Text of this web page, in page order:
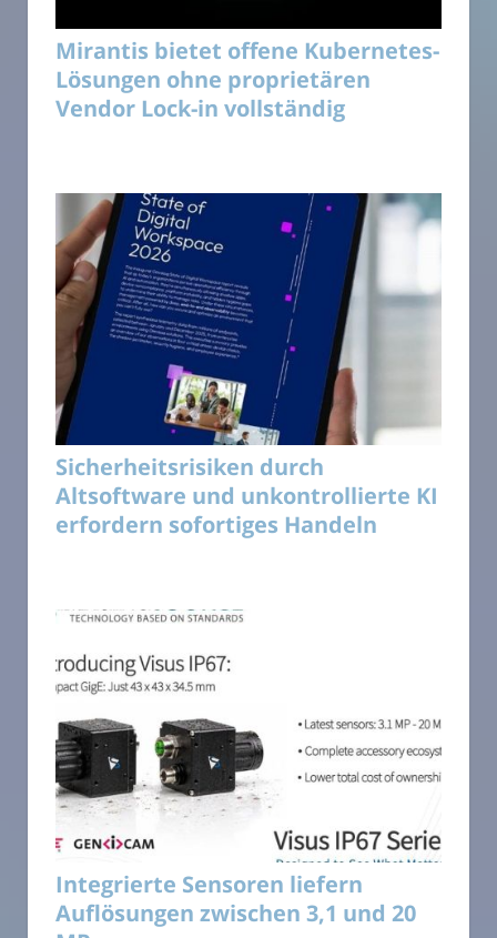
Mirantis bietet offene Kubernetes-
Lösungen ohne proprietären
Vendor Lock-in vollständig
Sicherheitsrisiken durch
Altsoftware und unkontrollierte KI
erfordern sofortiges Handeln
Integrierte Sensoren liefern
Auflösungen zwischen 3,1 und 20